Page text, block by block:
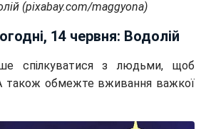
(pixabay.com/maggyona)
14 червня: Водолій
спілкуватися з людьми, щоб
також обмежте вживання важкої